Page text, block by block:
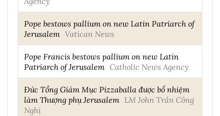
Pope bestows pallium on new Latin Patriarch of
Jerusalem Vatican News
Pope Francis bestows pallium on new Latin
Patriarch of Jerusalem Catholic News Agency
Đức Tổng Giám Mục Pizzaballa được bổ nhiệm
làm Thượng phụ Jerusalem LM John Trần Công
Nghị